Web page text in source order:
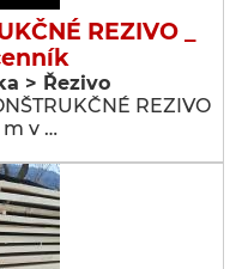
REZIVO _
> Řezivo
REZIVO
m v …